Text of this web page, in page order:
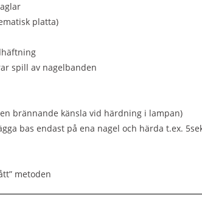
platta)
spill av nagelbanden
brännande känsla vid härdning i lampan)
bas endast på ena nagel och härda t.ex.
metoden